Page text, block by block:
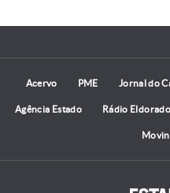
Acervo PME Jornal do
Agência Estado Rádio Eldorado